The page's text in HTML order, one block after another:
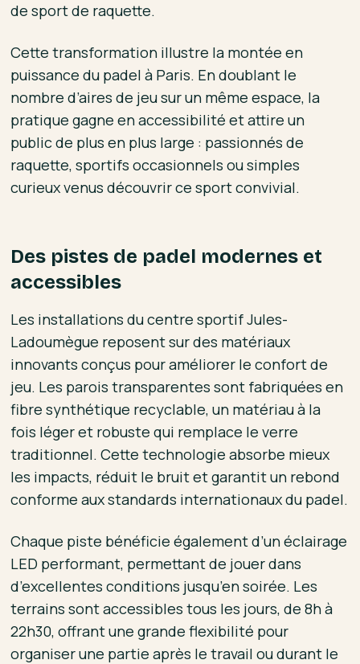
de sport de raquette.
Cette transformation illustre la montée en
puissance du padel à Paris. En doublant le
nombre d’aires de jeu sur un même espace, la
pratique gagne en accessibilité et attire un
public de plus en plus large : passionnés de
raquette, sportifs occasionnels ou simples
curieux venus découvrir ce sport convivial.
Des pistes de padel modernes et
accessibles
Les installations du centre sportif Jules-
Ladoumègue reposent sur des matériaux
innovants conçus pour améliorer le confort de
jeu. Les parois transparentes sont fabriquées en
fibre synthétique recyclable, un matériau à la
fois léger et robuste qui remplace le verre
traditionnel. Cette technologie absorbe mieux
les impacts, réduit le bruit et garantit un rebond
conforme aux standards internationaux du padel.
Chaque piste bénéficie également d’un éclairage
LED performant, permettant de jouer dans
d’excellentes conditions jusqu’en soirée. Les
terrains sont accessibles tous les jours, de 8h à
22h30, offrant une grande flexibilité pour
organiser une partie après le travail ou durant le